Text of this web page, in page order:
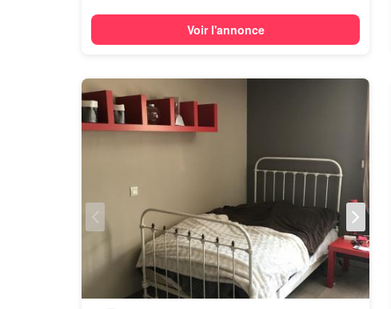
Voir l'annonce